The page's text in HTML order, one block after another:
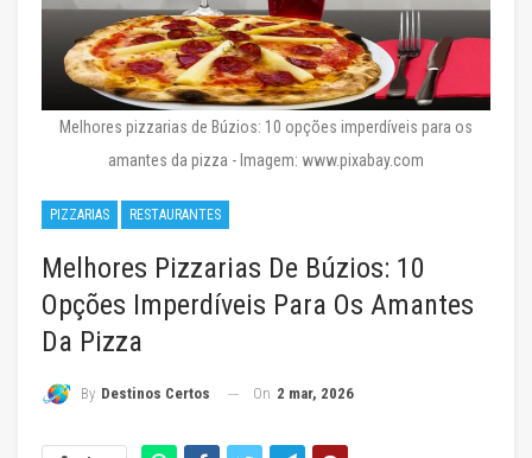
Melhores pizzarias de Búzios: 10 opções imperdíveis para os
amantes da pizza - Imagem: www.pixabay.com
PIZZARIAS RESTAURANTES
Melhores Pizzarias De Búzios: 10
Opções Imperdíveis Para Os Amantes
Da Pizza
By Destinos Certos On 2 mar, 2026